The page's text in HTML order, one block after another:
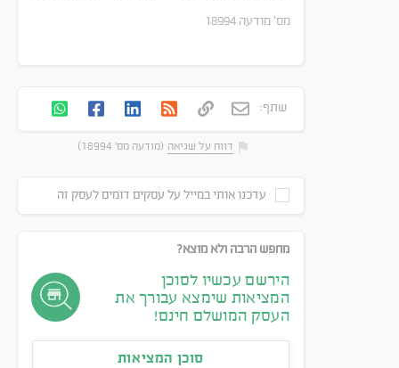
מס׳ מודעה
שתף:
דווח על שגיאה (מודעה מס' 18994)
עדכנו אותי במייל על עסקים דומים לעסק זה
מחפש הרבה ולא מוצא?
הירשם עכשיו לסוכן
המציאות שימצא עבורך את
העסק המושלם חינם!
סוכן המציאות